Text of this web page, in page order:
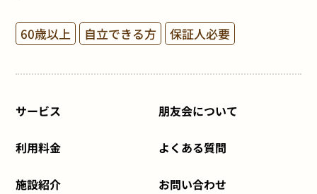
60歳以上 自立できる方 保証人必要
サービス
利用料金
施設紹介
朋友会について
よくある質問
お問い合わせ